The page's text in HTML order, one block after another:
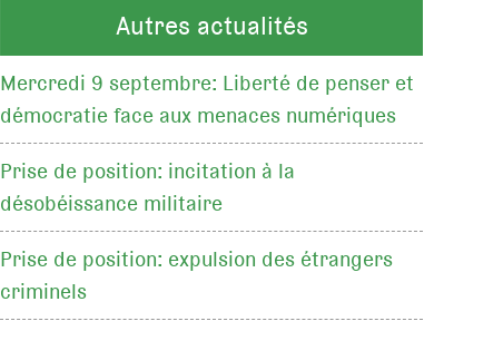
Autres actualités
Mercredi 9 septembre: Liberté de penser et
démocratie face aux menaces numériques
Prise de position: incitation à la
désobéissance militaire
Prise de position: expulsion des étrangers
criminels